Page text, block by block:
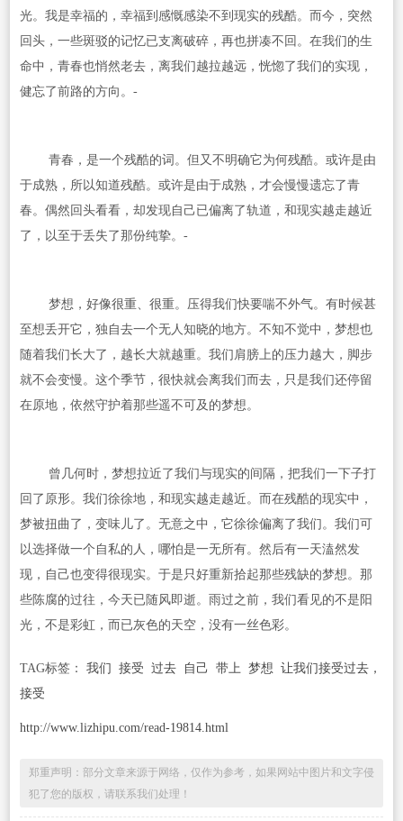
光。我是幸福的，幸福到感慨感染不到现实的残酷。而今，突然
回头，一些斑驳的记忆已支离破碎，再也拼凑不回。在我们的生
命中，青春也悄然老去，离我们越拉越远，恍惚了我们的实现，
健忘了前路的方向。-
青春，是一个残酷的词。但又不明确它为何残酷。或许是由
于成熟，所以知道残酷。或许是由于成熟，才会慢慢遗忘了青
春。偶然回头看看，却发现自己已偏离了轨道，和现实越走越近
了，以至于丢失了那份纯挚。-
梦想，好像很重、很重。压得我们快要喘不外气。有时候甚
至想丢开它，独自去一个无人知晓的地方。不知不觉中，梦想也
随着我们长大了，越长大就越重。我们肩膀上的压力越大，脚步
就不会变慢。这个季节，很快就会离我们而去，只是我们还停留
在原地，依然守护着那些遥不可及的梦想。
曾几何时，梦想拉近了我们与现实的间隔，把我们一下子打
回了原形。我们徐徐地，和现实越走越近。而在残酷的现实中，
梦被扭曲了，变味儿了。无意之中，它徐徐偏离了我们。我们可
以选择做一个自私的人，哪怕是一无所有。然后有一天溘然发
现，自己也变得很现实。于是只好重新拾起那些残缺的梦想。那
些陈腐的过往，今天已随风即逝。雨过之前，我们看见的不是阳
光，不是彩虹，而已灰色的天空，没有一丝色彩。
TAG标签： 我们 接受 过去 自己 带上 梦想 让我们接受过去，
接受
http://www.lizhipu.com/read-19814.html
郑重声明：部分文章来源于网络，仅作为参考，如果网站中图片和文字侵
犯了您的版权，请联系我们处理！